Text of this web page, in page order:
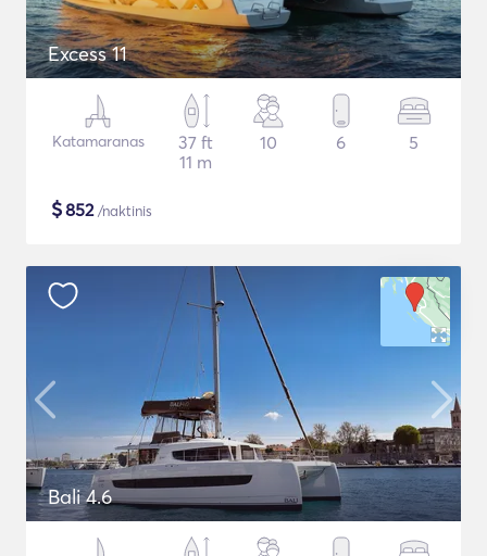
Excess 11
Katamaranas
37 ft
11 m
10 6 5
$852/naktinis
Bali 4.6